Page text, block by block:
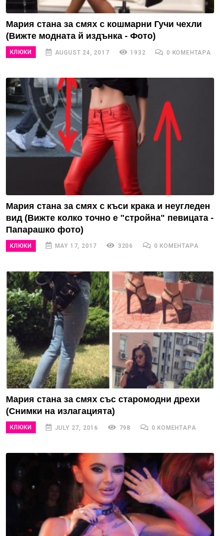
Мария стана за смях с кошмарни Гучи чехли
(Вижте модната й издънка - Фото)
КЛЮКИ AUGUST 24, 2017 1932 0 КОМЕНТАРА
Мария стана за смях с къси крака и неугледен
вид (Вижте колко точно е "стройна" певицата -
Папарашко фото)
КЛЮКИ MAY 17, 2017 3206 0 КОМЕНТАРА
Мария стана за смях със старомодни дрехи
(Снимки на излагацията)
КЛЮКИ JULY 27, 2016 798 0 КОМЕНТАРА